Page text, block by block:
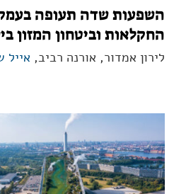
השפעות שדה תעופה
החקלאות וביטחון המזון
לירון אמדור, אורנה רביב, אייל